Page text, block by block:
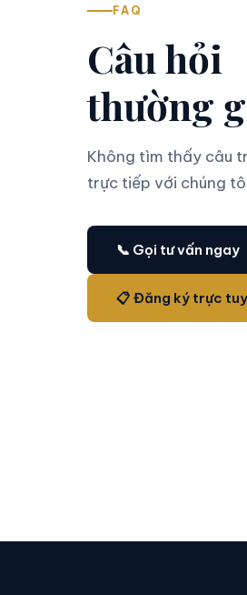
FAQ
Câu hỏi
thường
Không tìm thấy câu
trực tiếp với chúng
📞 Gọi tư vấn ngay
📋 Đăng ký trực